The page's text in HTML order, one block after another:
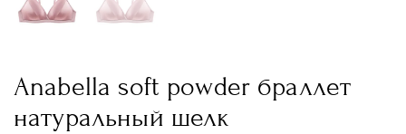
Anabella soft powder браллет
натуральный шелк